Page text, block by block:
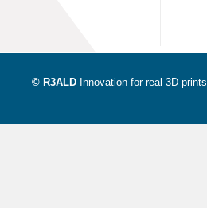
© R3ALD Innovation for real 3D prints